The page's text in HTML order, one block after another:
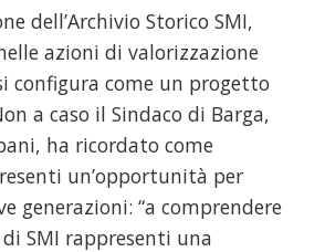
dell’Archivio Storico SMI,
azioni di valorizzazione
configura come un progetto
a caso il Sindaco di Barga,
ha ricordato come
un’opportunità per
generazioni: “a comprendere
SMI rappresenti una